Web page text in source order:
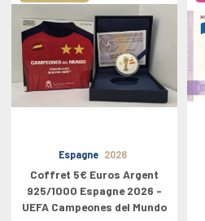
Espagne 2026
Coffret 5€ Euros Argent
925/1000 Espagne 2026 -
UEFA Campeones del Mundo